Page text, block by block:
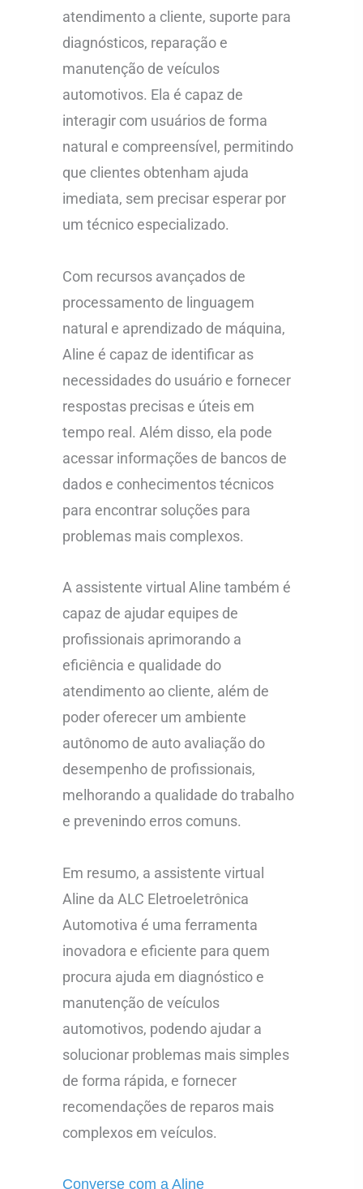
atendimento a cliente, suporte para
diagnósticos, reparação e
manutenção de veículos
automotivos. Ela é capaz de
interagir com usuários de forma
natural e compreensível, permitindo
que clientes obtenham ajuda
imediata, sem precisar esperar por
um técnico especializado.
Com recursos avançados de
processamento de linguagem
natural e aprendizado de máquina,
Aline é capaz de identificar as
necessidades do usuário e fornecer
respostas precisas e úteis em
tempo real. Além disso, ela pode
acessar informações de bancos de
dados e conhecimentos técnicos
para encontrar soluções para
problemas mais complexos.
A assistente virtual Aline também é
capaz de ajudar equipes de
profissionais aprimorando a
eficiência e qualidade do
atendimento ao cliente, além de
poder oferecer um ambiente
autônomo de auto avaliação do
desempenho de profissionais,
melhorando a qualidade do trabalho
e prevenindo erros comuns.
Em resumo, a assistente virtual
Aline da ALC Eletroeletrônica
Automotiva é uma ferramenta
inovadora e eficiente para quem
procura ajuda em diagnóstico e
manutenção de veículos
automotivos, podendo ajudar a
solucionar problemas mais simples
de forma rápida, e fornecer
recomendações de reparos mais
complexos em veículos.
Converse com a Aline